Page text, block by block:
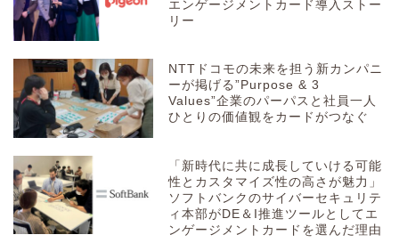
エンゲージメントカード導入ストー
リー
NTTドコモの未来を担う新カンパニ
ーが掲げる”Purpose & 3
Values”企業のパーパスと社員一人
ひとりの価値観をカードがつなぐ
「新時代に共に成長していける可能
性とカスタマイズ性の高さが魅力」
ソフトバンクのサイバーセキュリテ
ィ本部がDE＆I推進ツールとしてエ
ンゲージメントカードを選んだ理由